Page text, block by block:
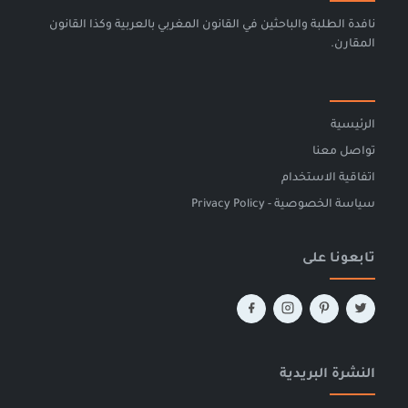
نافدة الطلبة والباحثين في القانون المغربي بالعربية وكذا القانون
المقارن.
الرئيسية
تواصل معنا
اتفاقية الاستخدام
سياسة الخصوصية - Privacy Policy
تابعونا على
النشرة البريدية